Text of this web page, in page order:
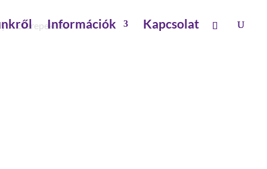
Információk Kapcsolat
cserepekhez